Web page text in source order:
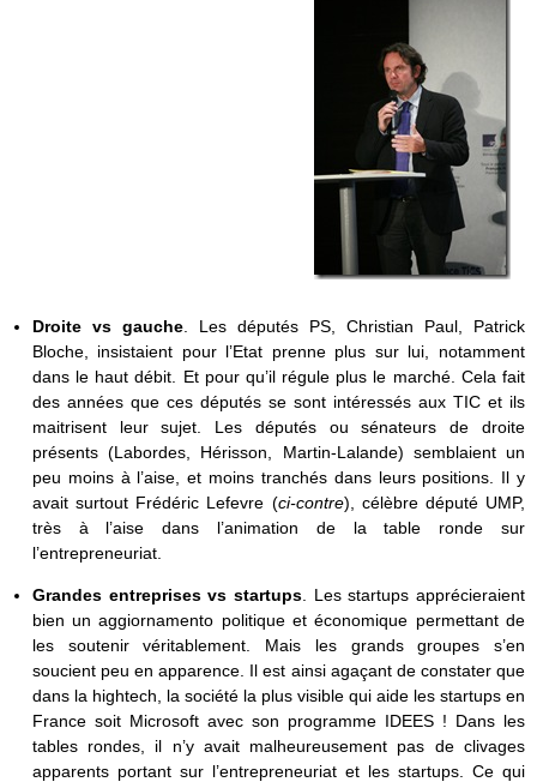
Droite vs gauche. Les députés PS, Christian Paul, Patrick
Bloche, insistaient pour l’Etat prenne plus sur lui, notamment
dans le haut débit. Et pour qu’il régule plus le marché. Cela fait
des années que ces députés se sont intéressés aux TIC et ils
maitrisent leur sujet. Les députés ou sénateurs de droite
présents (Labordes, Hérisson, Martin-Lalande) semblaient un
peu moins à l’aise, et moins tranchés dans leurs positions. Il y
avait surtout Frédéric Lefevre (ci-contre), célèbre député UMP,
très à l’aise dans l’animation de la table ronde sur
l’entrepreneuriat.
Grandes entreprises vs startups. Les startups apprécieraient
bien un aggiornamento politique et économique permettant de
les soutenir véritablement. Mais les grands groupes s’en
soucient peu en apparence. Il est ainsi agaçant de constater que
dans la hightech, la société la plus visible qui aide les startups en
France soit Microsoft avec son programme IDEES ! Dans les
tables rondes, il n’y avait malheureusement pas de clivages
apparents portant sur l’entrepreneuriat et les startups. Ce qui